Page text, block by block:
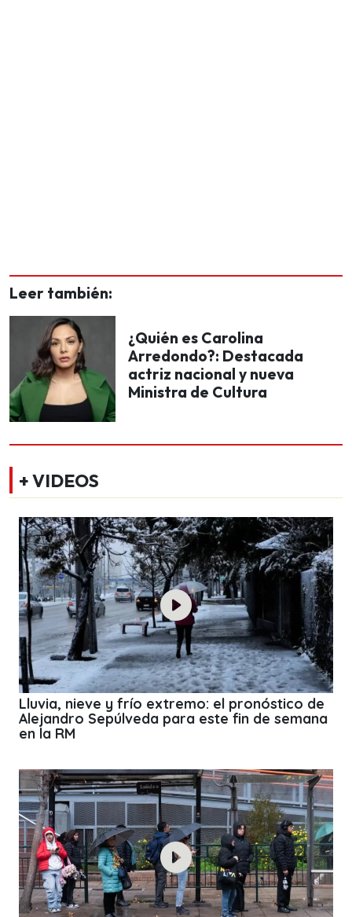
Leer también:
¿Quién es Carolina
Arredondo?: Destacada
actriz nacional y nueva
Ministra de Cultura
+ VIDEOS
Lluvia, nieve y frío extremo: el pronóstico de
Alejandro Sepúlveda para este fin de semana
en la RM